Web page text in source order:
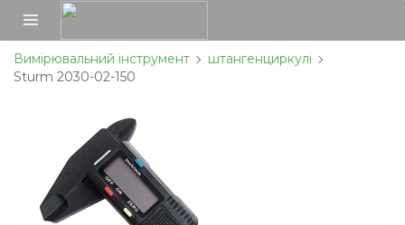
Вимірювальний інструмент
штангенциркулі
Sturm 2030-02-150